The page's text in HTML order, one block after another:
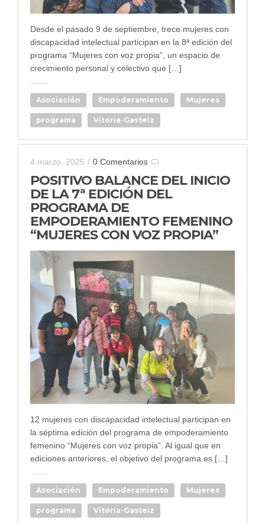
Desde el pasado 9 de septiembre, trece mujeres con
discapacidad intelectual participan en la 8ª edición del
programa “Mujeres con voz propia”, un espacio de
crecimiento personal y colectivo que […]
Asociación Empoderamiento Mujeres
programa Vitoria-Gasteiz
4 marzo, 2025 / 0 Comentarios
POSITIVO BALANCE DEL INICIO
DE LA 7ª EDICIÓN DEL
PROGRAMA DE
EMPODERAMIENTO FEMENINO
“MUJERES CON VOZ PROPIA”
12 mujeres con discapacidad intelectual participan en
la séptima edición del programa de empoderamiento
femenino “Mujeres con voz propia”. Al igual que en
ediciones anteriores, el objetivo del programa es […]
Asociación Empoderamiento Mujeres
programa Vitoria-Gasteiz